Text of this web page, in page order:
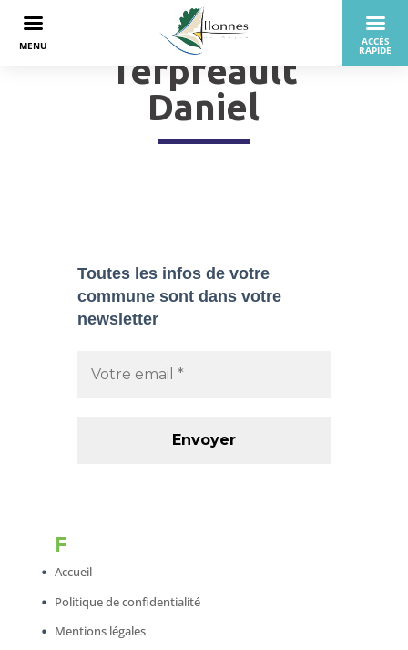
Terpreault
Daniel
Toutes les infos de votre
commune sont dans votre
newsletter
F
Accueil
Politique de confidentialité
Mentions légales